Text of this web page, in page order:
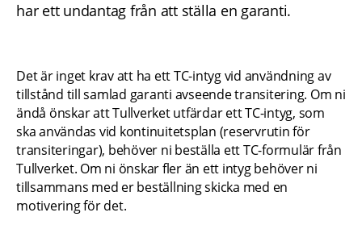
har ett undantag från att ställa en garanti.
Det är inget krav att ha ett TC-intyg vid användning av
tillstånd till samlad garanti avseende transitering. Om ni
ändå önskar att Tullverket utfärdar ett TC-intyg, som
ska användas vid kontinuitetsplan (reservrutin för
transiteringar), behöver ni beställa ett TC-formulär från
Tullverket. Om ni önskar fler än ett intyg behöver ni
tillsammans med er beställning skicka med en
motivering för det.